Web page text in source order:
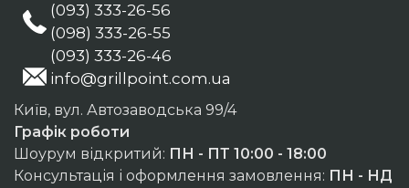
(093) 333-26-56
(098) 333-26-55
(093) 333-26-46
info@grillpoint.com.ua
Київ, вул. Автозаводська 99/4
Графік роботи
Шоурум відкритий: ПН - ПТ 10:00 - 18:00
Консультація і оформлення замовлення: ПН - НД